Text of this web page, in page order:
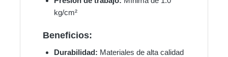
kg/cm²
Beneficios:
Durabilidad: Materiales de alta calidad